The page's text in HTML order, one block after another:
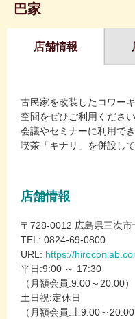
巴家
店舗情報
古民家を改装したコワー
空間をぜひご利用ください
会議やセミナーに利用で
喫茶「キナリ」を併設し
店舗情報
〒728-0012 広島県三次
TEL: 0824-69-0800
URL: https://
平日:9:00 ～ 17:30
（月額会員:9:00～20:00）
土日祝:定休日
（月額会員:土9:00～20:00